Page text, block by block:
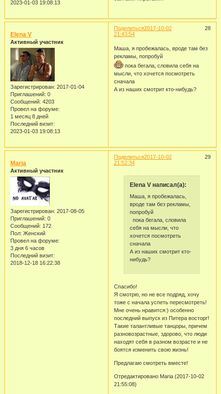
2023-01-03 19:08:13
Поделиться 28
2017-10-02
21:43:54
Elena V
Активный участник
Зарегистрирован: 2017-01-04
Приглашений: 0
Сообщений: 4203
Провел на форуме:
1 месяц 8 дней
Последний визит:
2023-01-03 19:08:13
Маша, я пробежалась, вроде там без
рекламы, попробуй
пока бегала, словила себя на
мысли, что хочется посмотреть
сначала
А из наших смотрит кто-нибудь?
Поделиться 29
2017-10-02
21:52:34
Maria
Активный участник
Зарегистрирован: 2017-08-05
Приглашений: 0
Сообщений: 172
Пол: Женский
Провел на форуме:
3 дня 6 часов
Последний визит:
2018-12-18 16:22:38
Elena V написал(а):
Маша, я пробежалась,
вроде там без рекламы,
попробуй
пока бегала, словила
себя на мысли, что
хочется посмотреть
сначала
А из наших смотрит кто-
нибудь?
Спасибо!
Я смотрю, но не все подряд, хочу
тоже с начала успеть пересмотреть!
Мне очень нравится:) особенно
последний выпуск из Питера восторг!
Такие талантливые танцоры, причем
разновозрастные, здорово, что люди
находят себя в разном возрасте и не
боятся изменить свою жизнь!
Предлагаю смотреть вместе!
Отредактировано Maria (2017-10-02
21:55:08)